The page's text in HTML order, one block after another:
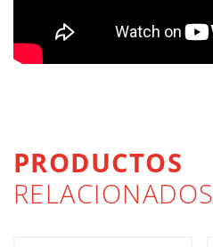
PRODUCTOS
RELACIONADOS